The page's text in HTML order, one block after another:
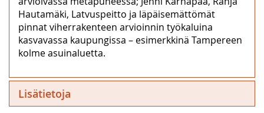
Hautamäki, Latvuspeitto ja läpäisemättömät
pinnat viherrakenteen arvioinnin työkaluina
kasvavassa kaupungissa – esimerkkinä Tampereen
kolme asuinaluetta.
Lisätietoja